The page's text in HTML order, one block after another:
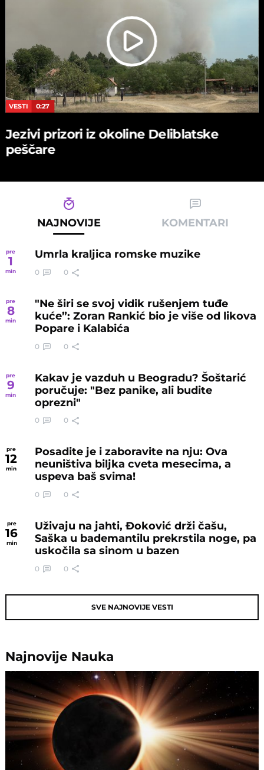
VESTI 0:27
Jezivi prizori iz okoline Deliblatske
peščare
NAJNOVIJE KOMENTARI
pre
1
min
Umrla kraljica romske muzike
0 0
pre
8
min
"Ne širi se svoj vidik rušenjem tuđe
kuće”: Zoran Rankić bio je više od likova
Popare i Kalabića
0 0
pre
9
min
Kakav je vazduh u Beogradu? Šoštarić
poručuje: "Bez panike, ali budite
oprezni"
0 0
pre
12
min
Posadite je i zaboravite na nju: Ova
neuništiva biljka cveta mesecima, a
uspeva baš svima!
0 0
pre
16
min
Uživaju na jahti, Đoković drži čašu,
Saška u bademantilu prekrstila noge, pa
uskočila sa sinom u bazen
0 0
SVE NAJNOVIJE VESTI
Najnovije Nauka